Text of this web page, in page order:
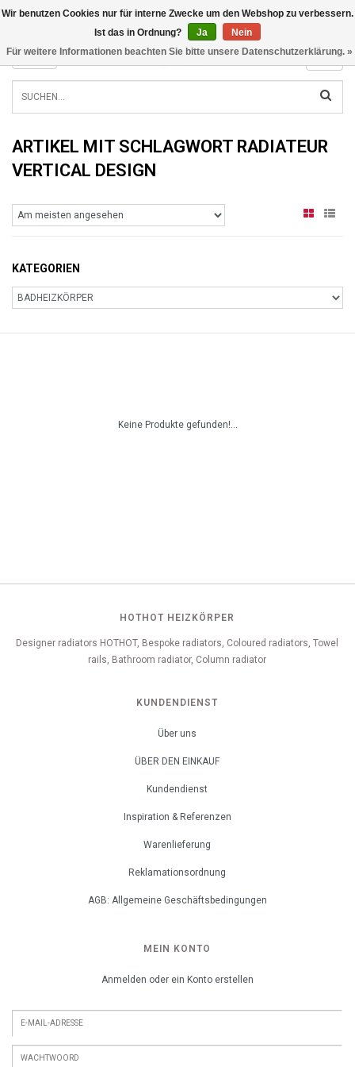
INFO@RADIATORS.SHOP
MENU
ARTIKEL MIT SCHLAGWORT RADIATEUR
VERTICAL DESIGN
KATEGORIEN
Keine Produkte gefunden!...
HOTHOT HEIZKÖRPER
Designer radiators HOTHOT, Bespoke radiators, Coloured radiators, Towel
rails, Bathroom radiator, Column radiator
KUNDENDIENST
Über uns
ÜBER DEN EINKAUF
Kundendienst
Inspiration & Referenzen
Warenlieferung
Reklamationsordnung
AGB: Allgemeine Geschäftsbedingungen
MEIN KONTO
Anmelden oder ein Konto erstellen
Wir benutzen Cookies nur für interne Zwecke um den Webshop zu verbessern.
Ist das in Ordnung?
Ja
Nein
Für weitere Informationen beachten Sie bitte unsere Datenschutzerklärung. »